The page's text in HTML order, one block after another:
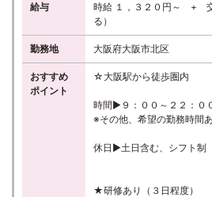
給与
時給 １，３２０円～ +
る）
勤務地 大阪府大阪市北区
おすすめ
ポイント
☆大阪駅から徒歩圏内
時間▶９：００～２２：０
※その他、希望の勤務時間
休日▶土日含む、シフト制
★研修あり（３日程度）